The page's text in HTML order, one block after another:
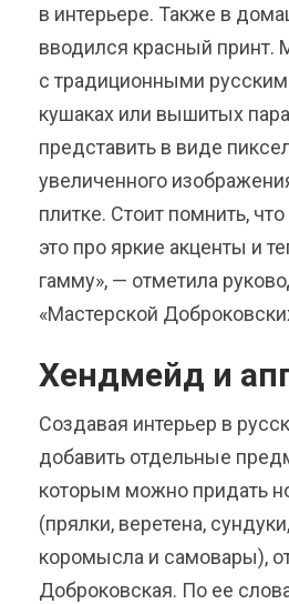
в интерьере. Также в
вводился красный принт.
с традиционными
кушаках или вышитых
представить в виде
увеличенного
плитке. Стоит помнить,
это про яркие акценты и
гамму», — отметила
«Мастерской
Хендмейд и
Создавая интерьер в
добавить отдельные
которым можно придать
(прялки, веретена,
коромысла и самовары),
Доброковская. По ее